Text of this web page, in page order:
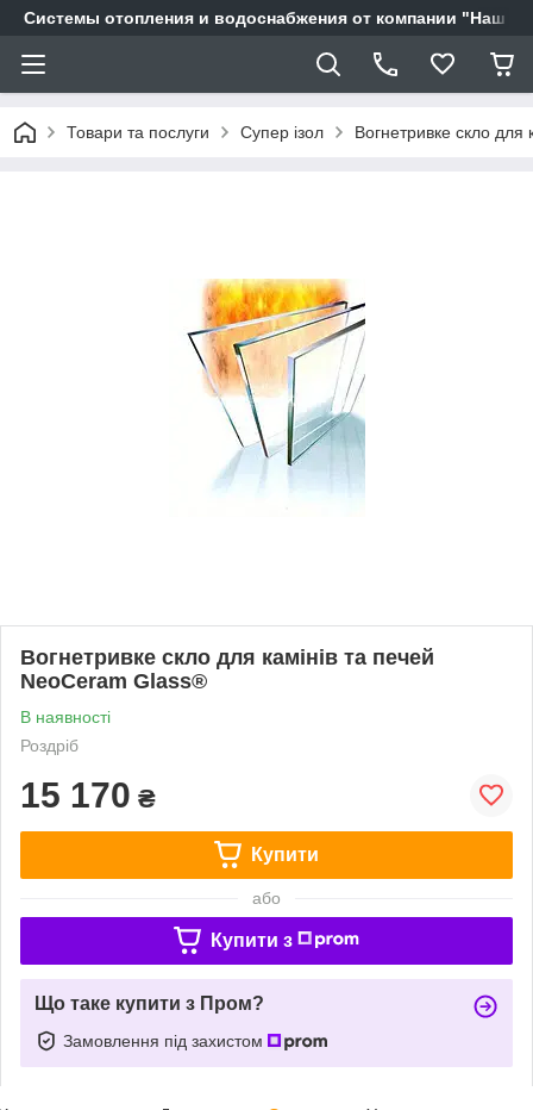
Системы отопления и водоснабжения от компании "Наш
Товари та послуги Супер ізол Вогнетривке скло для
Вогнетривке скло для камінів та печей
NeoCeram Glass®
В наявності
Роздріб
15 170 ₴
Купити
або
Купити з
Що таке купити з Пром?
Замовлення під захистом